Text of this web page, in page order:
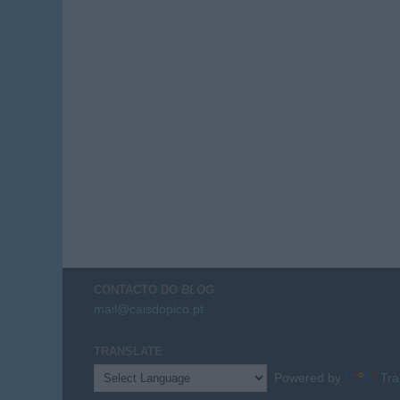
CONTACTO DO BLOG
mail@caisdopico.pt
TRANSLATE
Powered by